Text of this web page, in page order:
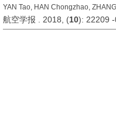
YAN Tao, HAN Chongzhao,
航空学报 . 2018, (10): 22209